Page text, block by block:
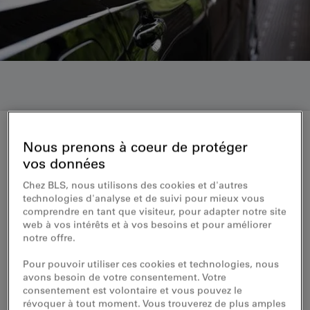
Transport autos Simplon
Billets Brig–Iselle
Le billet pour les voyageurs occasionnels
votre billet dans la boutique en ligne pour réaliser une
économie et gagner du temps lors de l’embarquement
à bord du train navette-autos. Les billets pour les autres
catégories de véhicule sont disponibles directement
Nous prenons à coeur de protéger
vos données
Chez BLS, nous utilisons des cookies et d'autres
technologies d'analyse et de suivi pour mieux vous
comprendre en tant que visiteur, pour adapter notre site
web à vos intérêts et à vos besoins et pour améliorer
notre offre.
Pour pouvoir utiliser ces cookies et technologies, nous
avons besoin de votre consentement. Votre
consentement est volontaire et vous pouvez le
révoquer à tout moment. Vous trouverez de plus amples